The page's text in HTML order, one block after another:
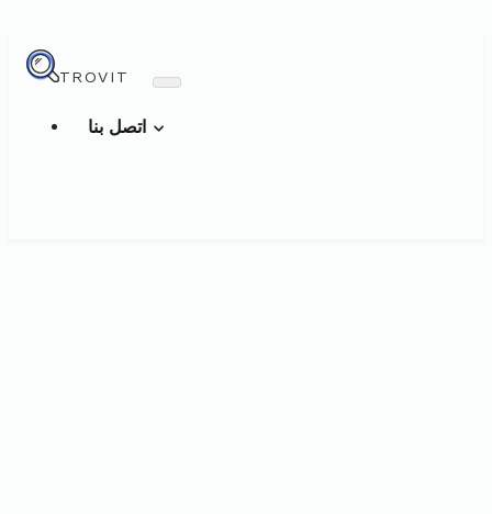
TROVIT